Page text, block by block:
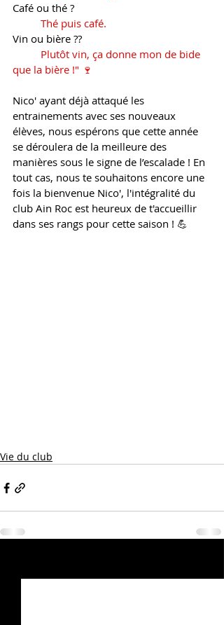
Café ou thé ?
Thé puis café.
Vin ou bière ??
Plutôt vin, ça donne mon de bide
que la bière !" 🍷
Nico' ayant déjà attaqué les
entrainements avec ses nouveaux
élèves, nous espérons que cette année
se déroulera de la meilleure des
manières sous le signe de l’escalade ! En
tout cas, nous te souhaitons encore une
fois la bienvenue Nico', l'intégralité du
club Ain Roc est heureux de t'accueillir
dans ses rangs pour cette saison ! 💪
Vie du club